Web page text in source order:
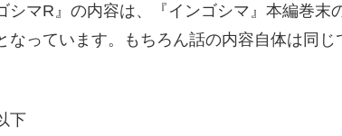
シマR』の内容は、『インゴシマ』本編巻末
なっています。もちろん話の内容自体は同
下